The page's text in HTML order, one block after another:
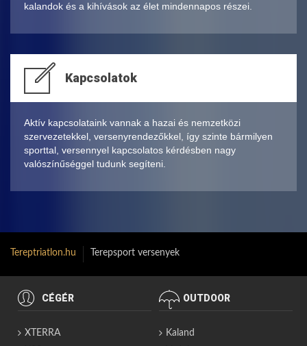
kalandok és a kihívások az élet mindennapos részei.
Kapcsolatok
Aktív kapcsolataink vannak a hazai és nemzetközi
szervezetekkel, versenyrendezőkkel, így szinte bármilyen
sporttal, versennyel kapcsolatos kérdésben nagy
valószínűséggel tudunk segíteni.
Tereptriatlon.hu Terepsport versenyek
CÉGÉR
XTERRA
OUTDOOR
Kaland